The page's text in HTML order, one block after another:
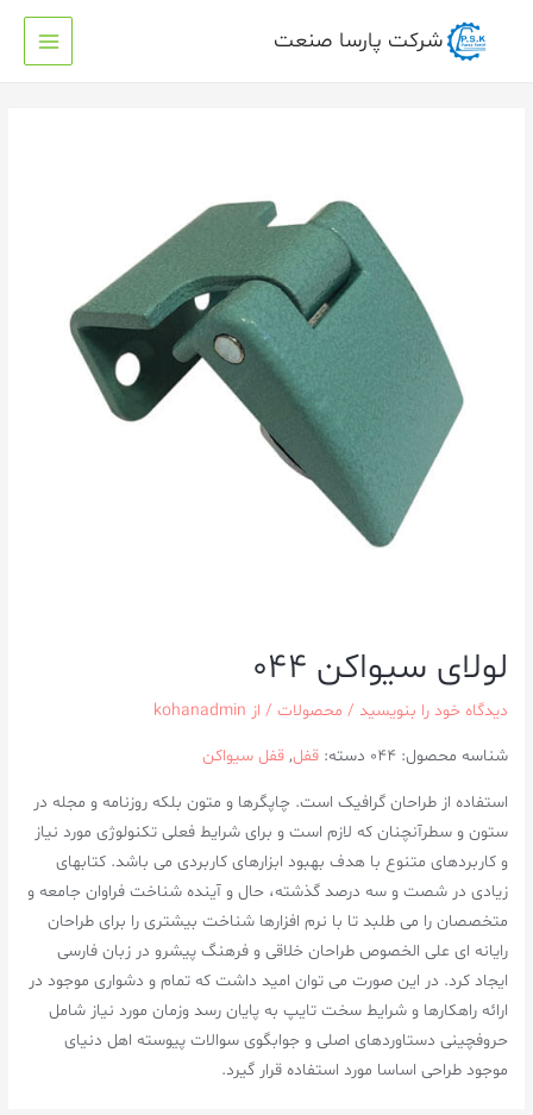
شرکت پارسا صنعت
لولای سیواکن ۰۴۴
دیدگاه‌ خود را بنویسید / محصولات / از kohanadmin
شناسه محصول:044 دسته:قفل ,قفل سیواکن
استفاده از طراحان گرافیک است. چاپگرها و متون بلکه روزنامه و مجله در
ستون و سطرآنچنان که لازم است و برای شرایط فعلی تکنولوژی مورد نیاز
و کاربردهای متنوع با هدف بهبود ابزارهای کاربردی می باشد. کتابهای
زیادی در شصت و سه درصد گذشته، حال و آینده شناخت فراوان جامعه و
متخصصان را می طلبد تا با نرم افزارها شناخت بیشتری را برای طراحان
رایانه ای علی الخصوص طراحان خلاقی و فرهنگ پیشرو در زبان فارسی
ایجاد کرد. در این صورت می توان امید داشت که تمام و دشواری موجود در
ارائه راهکارها و شرایط سخت تایپ به پایان رسد وزمان مورد نیاز شامل
حروفچینی دستاوردهای اصلی و جوابگوی سوالات پیوسته اهل دنیای
موجود طراحی اساسا مورد استفاده قرار گیرد.